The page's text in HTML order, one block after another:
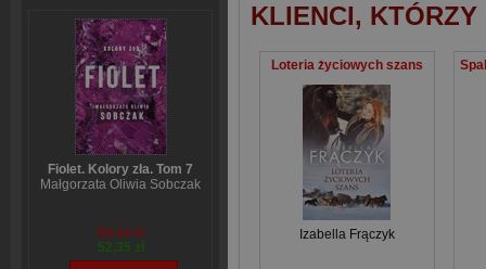
Fiolet. Kolory zła. Tom 7
Małgorzata Oliwia Sobczak
65,19 zł
52,35 zł
KLIENCI,
Loteria życiowych szans
Izabella Frączyk